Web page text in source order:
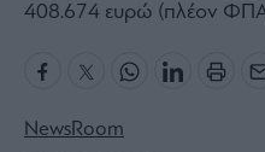
Wiseman
301
408.674 ευρώ (πλέον
NewsRoom